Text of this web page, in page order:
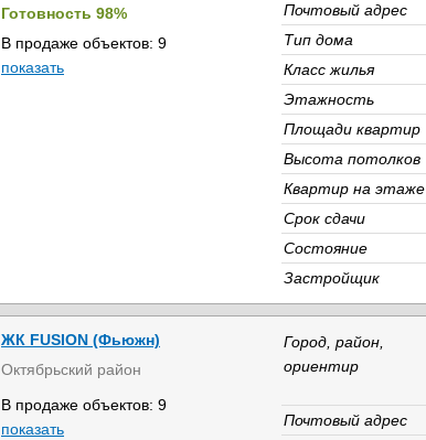
Готовность 98%
В продаже объектов: 9
показать
Почтовый адрес
Тип дома
Класс жилья
Этажность
Площади квартир
Высота потолков
Квартир на этаже
Срок сдачи
Состояние
Застройщик
ЖК FUSION (Фьюжн)
Октябрьский район
В продаже объектов: 9
показать
Город, район,
ориентир
Почтовый адрес